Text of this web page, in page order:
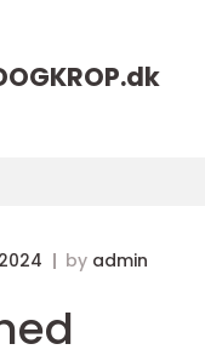
dk
by admin